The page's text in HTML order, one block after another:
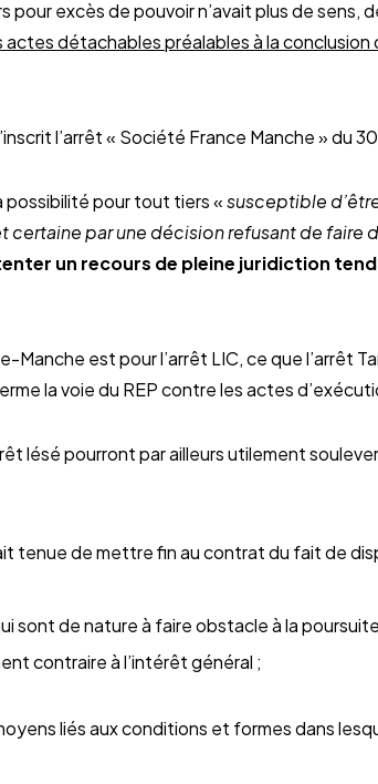
excès de pouvoir n’avait plus de sens,
détachables préalables à la conclusion
l’arrêt « Société France Manche » du 30
possibilité pour tout tiers «susceptible
par une décision refusant de faire
un recours de pleine juridiction
Manche est pour l’arrêt LIC, ce que l’arrêt
la voie du REP contre les actes
lésé pourront par ailleurs utilement
tenue de mettre fin au contrat du fait de
sont de nature à faire obstacle à la
contraire à l’intérêt général ;
liés aux conditions et formes dans